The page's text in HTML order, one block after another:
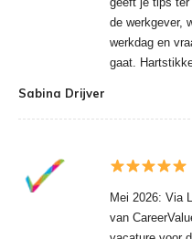
de werkgever,
werkdag en
gaat.
Sabina Drijver
Mei 2026: Via
van